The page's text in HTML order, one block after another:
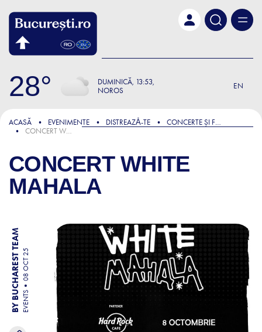
28 DUMINICĂ 13:53
NOROS
EN
ACASĂ EVENIMENTE DISTREAZǍ-TE
CONCERTE ȘI FESTIVALURI
CONCERT WHITE MAHALA
CONCERT WHITE
MAHALA
BY BUCHAREST TEAM EVENTS
08 OCT 25